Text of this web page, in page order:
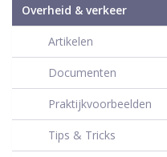
Overheid & verkeer
Artikelen
Documenten
Praktijkvoorbeelden
Tips & Tricks